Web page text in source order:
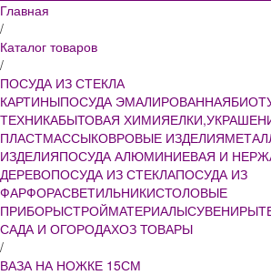
Главная
/
Каталог товаров
/
ПОСУДА ИЗ СТЕКЛА
КАРТИНЫПОСУДА ЭМАЛИРОВАННАЯ
ТЕХНИКАБЫТОВАЯ ХИМИЯ
ПЛАСТМАССЫКОВРОВЫЕ ИЗДЕЛИЯ
ИЗДЕЛИЯПОСУДА АЛЮМИНИЕВАЯ И
ДЕРЕВОПОСУДА ИЗ СТЕКЛАПОСУДА ИЗ
ФАРФОРАСВЕТИЛЬНИКИСТОЛОВЫЕ
ПРИБОРЫСТРОЙМАТЕРИАЛЫСУВЕНИРЫ
САДА И ОГОРОДАХОЗ ТОВАРЫ
/
ВАЗА НА НОЖКЕ 15СМ